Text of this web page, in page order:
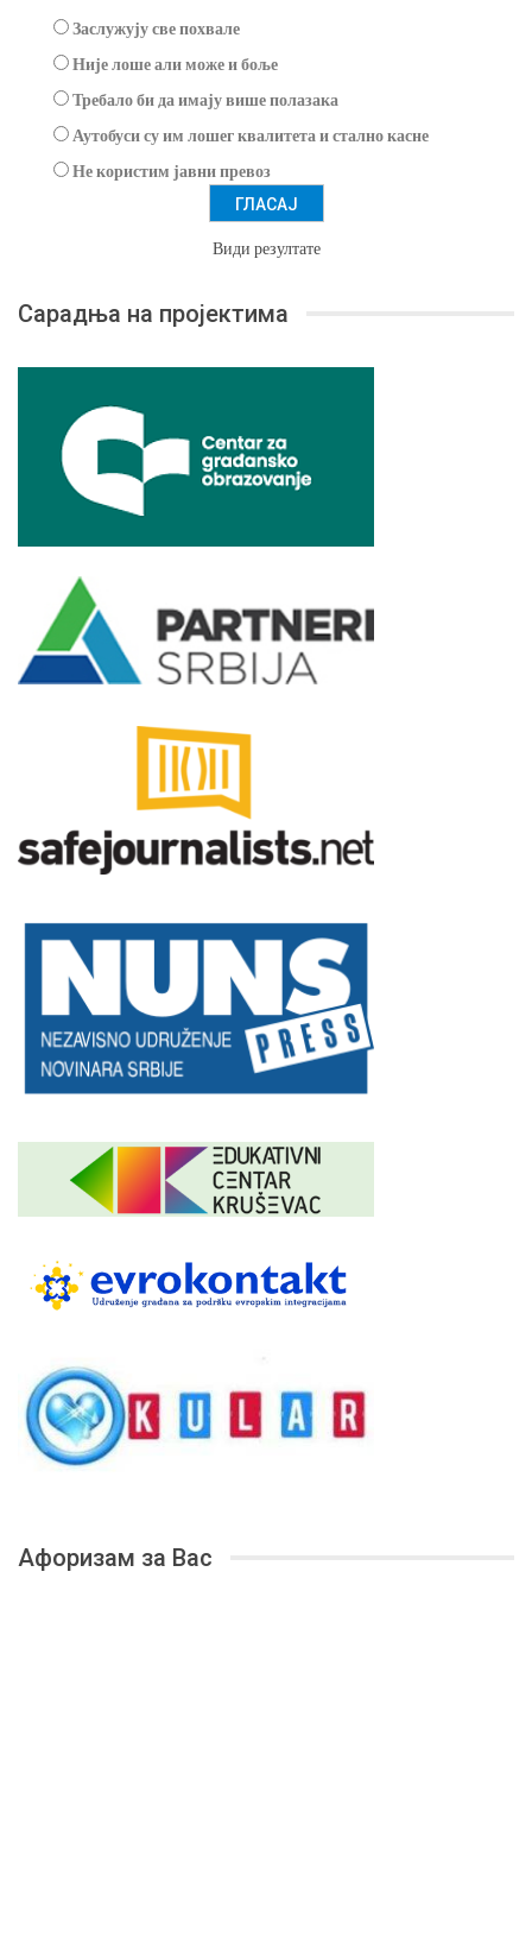
Заслужују све похвале
Није лоше али може и боље
Требало би да имају више полазака
Аутобуси су им лошег квалитета и стално касне
Не користим јавни превоз
Види резултате
Сарадња на пројектима
Афоризам за Вас